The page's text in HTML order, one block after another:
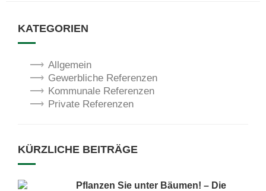
KATEGORIEN
Allgemein
Gewerbliche Referenzen
Kommunale Referenzen
Private Referenzen
KÜRZLICHE BEITRÄGE
Pflanzen Sie unter Bäumen! – Die